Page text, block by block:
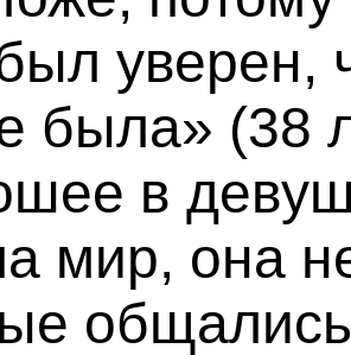
уверен,
была» (38
в
мир, она